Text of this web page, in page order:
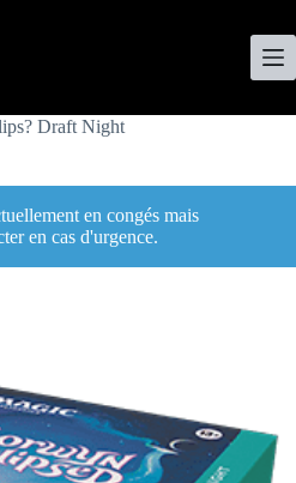
Draft Night
en congés mais
en cas d'urgence.